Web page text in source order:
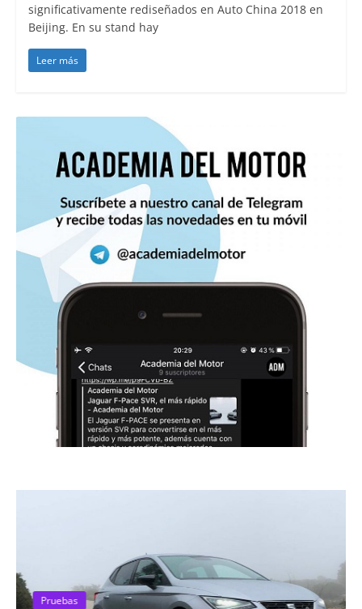
significativamente rediseñados en Auto China 2018 en
Beijing. En su stand hay
Leer más
Pruebas